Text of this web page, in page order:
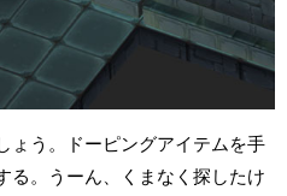
ょう。ドーピングアイテムを手
る。うーん、くまなく探したけ